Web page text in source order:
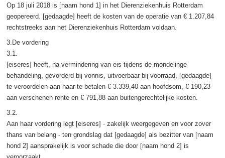
Op 18 juli 2018 is [naam hond 1] in het Dierenziekenhuis Rotterdam
geopereerd. [gedaagde] heeft de kosten van de operatie van € 1.207,84
rechtstreeks aan het Dierenziekenhuis Rotterdam voldaan.
3.De vordering
3.1.
[eiseres] heeft, na vermindering van eis tijdens de mondelinge
behandeling, gevorderd bij vonnis, uitvoerbaar bij voorraad, [gedaagde]
te veroordelen aan haar te betalen € 3.339,40 aan hoofdsom, € 190,23
aan verschenen rente en € 791,88 aan buitengerechtelijke kosten.
3.2.
Aan haar vordering legt [eiseres] - zakelijk weergegeven en voor zover
thans van belang - ten grondslag dat [gedaagde] als bezitter van [naam
hond 2] aansprakelijk is voor schade die door [naam hond 2] is